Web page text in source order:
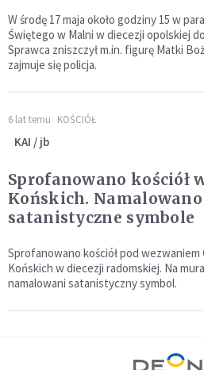
W środę 17 maja około godziny 15 w
Świętego w Malni w diecezji opolskiej
Sprawca zniszczył m.in. figurę Matki
zajmuje się policja.
6 lat temu KOŚCIÓŁ
KAI / jb
Sprofanowano kościół
Końskich. Namalowano
satanistyczne symbole
Sprofanowano kościół pod
Końskich w diecezji radomskiej. Na
namalowani satanistyczny symbol.